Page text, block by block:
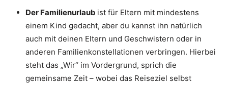
Der Familienurlaub ist für Eltern mit mindestens
einem Kind gedacht, aber du kannst ihn natürlich
auch mit deinen Eltern und Geschwistern oder in
anderen Familienkonstellationen verbringen. Hierbei
steht das „Wir“ im Vordergrund, sprich die
gemeinsame Zeit – wobei das Reiseziel selbst